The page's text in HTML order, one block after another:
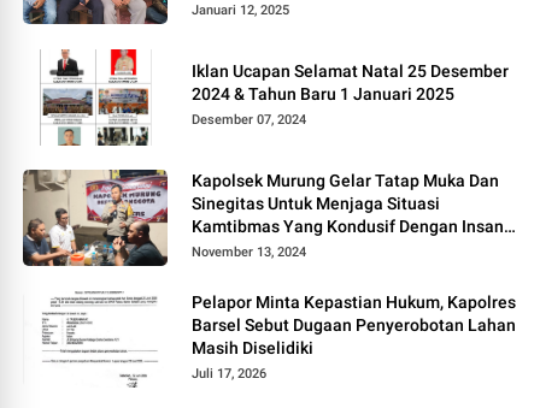
Januari 12, 2025
Iklan Ucapan Selamat Natal 25 Desember
2024 & Tahun Baru 1 Januari 2025
Desember 07, 2024
Kapolsek Murung Gelar Tatap Muka Dan
Sinegitas Untuk Menjaga Situasi
Kamtibmas Yang Kondusif Dengan Insan
Pers
November 13, 2024
Pelapor Minta Kepastian Hukum, Kapolres
Barsel Sebut Dugaan Penyerobotan Lahan
Masih Diselidiki
Juli 17, 2026